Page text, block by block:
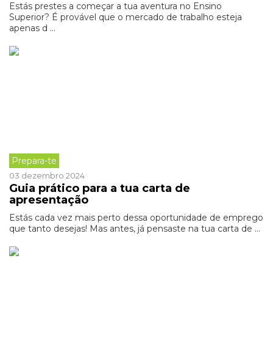
Estás prestes a começar a tua aventura no Ensino
Superior? É provável que o mercado de trabalho esteja
apenas d ...
Prepara-te
03 dezembro 2024
Guia prático para a tua carta de
apresentação
Estás cada vez mais perto dessa oportunidade de emprego
que tanto desejas! Mas antes, já pensaste na tua carta de ...